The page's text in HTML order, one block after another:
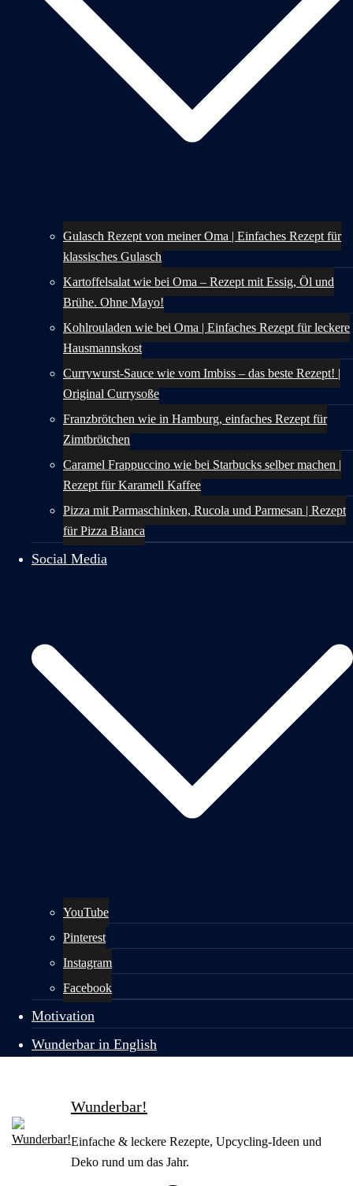
Gulasch Rezept von meiner Oma | Einfaches Rezept für
klassisches Gulasch
Kartoffelsalat wie bei Oma – Rezept mit Essig, Öl und
Brühe. Ohne Mayo!
Kohlrouladen wie bei Oma | Einfaches Rezept für leckere
Hausmannskost
Currywurst-Sauce wie vom Imbiss – das beste Rezept! |
Original Currysoße
Franzbrötchen wie in Hamburg, einfaches Rezept für
Zimtbrötchen
Caramel Frappuccino wie bei Starbucks selber machen |
Rezept für Karamell Kaffee
Pizza mit Parmaschinken, Rucola und Parmesan | Rezept
für Pizza Bianca
Social Media
YouTube
Pinterest
Instagram
Facebook
Motivation
Wunderbar in English
Wunderbar!
Einfache & leckere Rezepte, Upcycling-Ideen und
Deko rund um das Jahr.